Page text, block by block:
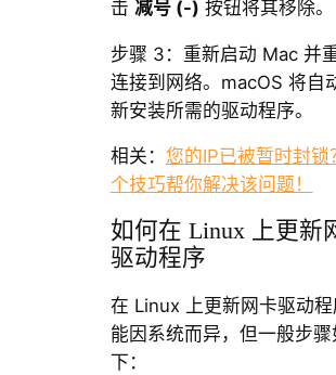
击 减号 (-) 按钮将其移除。
步骤 3：重新启动 Mac 并
连接到网络。macOS 将自
新安装所需的驱动程序。
相关： 您的IP已被暂时封锁
个技巧帮你解决该问题！
如何在 Linux 上更新
驱动程序
在 Linux 上更新网卡驱动程
能因系统而异，但一般步骤
下：